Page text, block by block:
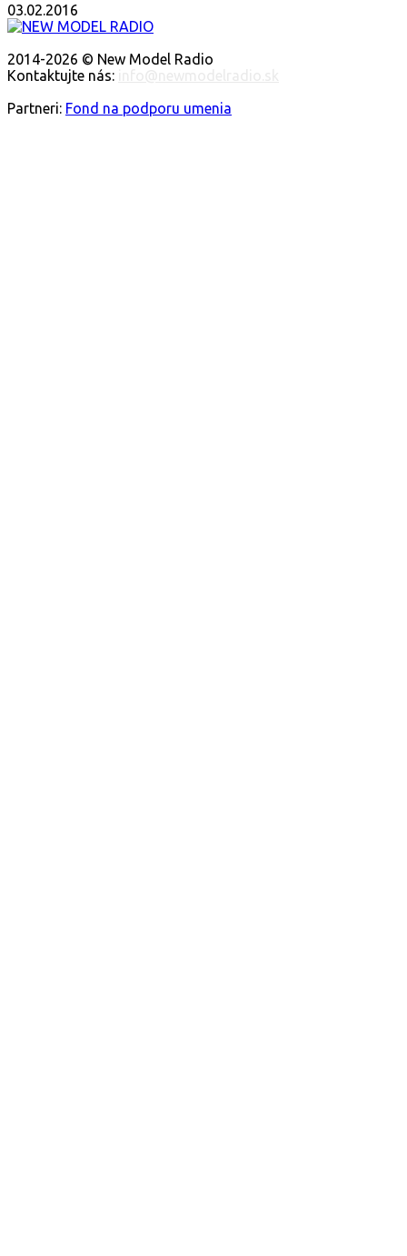
03.02.2016
2014-2026 © New Model Radio
Kontaktujte nás:
Partneri: Fond na podporu umenia